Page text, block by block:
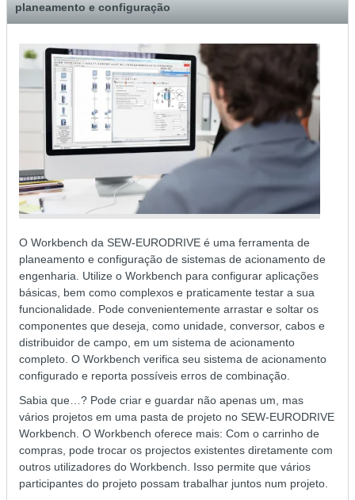
planeamento e configuração
O Workbench da SEW-EURODRIVE é uma ferramenta de
planeamento e configuração de sistemas de acionamento de
engenharia. Utilize o Workbench para configurar aplicações
básicas, bem como complexos e praticamente testar a sua
funcionalidade. Pode convenientemente arrastar e soltar os
componentes que deseja, como unidade, conversor, cabos e
distribuidor de campo, em um sistema de acionamento
completo. O Workbench verifica seu sistema de acionamento
configurado e reporta possíveis erros de combinação.
Sabia que…? Pode criar e guardar não apenas um, mas
vários projetos em uma pasta de projeto no SEW-EURODRIVE
Workbench. O Workbench oferece mais: Com o carrinho de
compras, pode trocar os projectos existentes diretamente com
outros utilizadores do Workbench. Isso permite que vários
participantes do projeto possam trabalhar juntos num projeto.